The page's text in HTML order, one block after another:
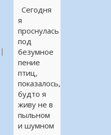
Сегодня
я
проснулась
под
безумное
пение
птиц,
показалось,
будто я
живу не в
пыльном
и шумном
|